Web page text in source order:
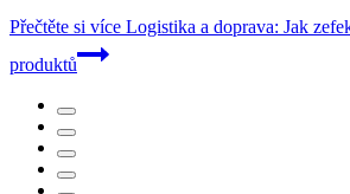
Přečtěte si více Logistika a doprava: Jak
produktů